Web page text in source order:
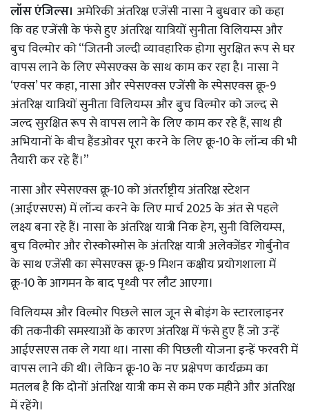
लॉस एंजिल्स। अमेरिकी अंतरिक्ष एजेंसी नासा ने बुधवार को कहा
कि वह एजेंसी के फंसे हुए अंतरिक्ष यात्रियों सुनीता विलियम्स और
बुच विल्मोर को “जितनी जल्दी व्यावहारिक होगा सुरक्षित रूप से घर
वापस लाने के लिए स्पेसएक्स के साथ काम कर रहा है। नासा ने
‘एक्स’ पर कहा, नासा और स्पेसएक्स एजेंसी के स्पेसएक्स क्रू-9
अंतरिक्ष यात्रियों सुनीता विलियम्स और बुच विल्मोर को जल्द से
जल्द सुरक्षित रूप से वापस लाने के लिए काम कर रहे हैं, साथ ही
अभियानों के बीच हैंडओवर पूरा करने के लिए क्रू-10 के लॉन्च की भी
तैयारी कर रहे हैं।”
नासा और स्पेसएक्स क्रू-10 को अंतर्राष्ट्रीय अंतरिक्ष स्टेशन
(आईएसएस) में लॉन्च करने के लिए मार्च 2025 के अंत से पहले
लक्ष्य बना रहे हैं। नासा के अंतरिक्ष यात्री निक हेग, सुनी विलियम्स,
बुच विल्मोर और रोस्कोस्मोस के अंतरिक्ष यात्री अलेक्जेंडर गोर्बुनोव
के साथ एजेंसी का स्पेसएक्स क्रू-9 मिशन कक्षीय प्रयोगशाला में
क्रू-10 के आगमन के बाद पृथ्वी पर लौट आएगा।
विलियम्स और विल्मोर पिछले साल जून से बोइंग के स्टारलाइनर
की तकनीकी समस्याओं के कारण अंतरिक्ष में फंसे हुए हैं जो उन्हें
आईएसएस तक ले गया था। नासा की पिछली योजना इन्हें फरवरी में
वापस लाने की थी। लेकिन क्रू-10 के नए प्रक्षेपण कार्यक्रम का
मतलब है कि दोनों अंतरिक्ष यात्री कम से कम एक महीने और अंतरिक्ष
में रहेंगे।